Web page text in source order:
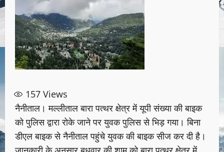
157 Views
नैनीताल। मल्लीताल बारा पत्थर क्षेत्र में यूपी संख्या की बाइक
को पुलिस द्वारा रोके जाने पर युवक पुलिस से भिड़ गया। बिना
डीएल बाइक से नैनीताल पहुंचे युवक की बाइक सीज कर दी है।